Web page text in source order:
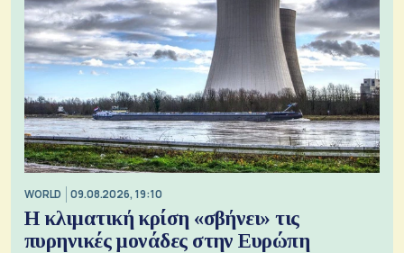
WORLD 09.08.2026, 19:10
Η κλιματική κρίση «σβήνει» τις
πυρηνικές μονάδες στην Ευρώπη